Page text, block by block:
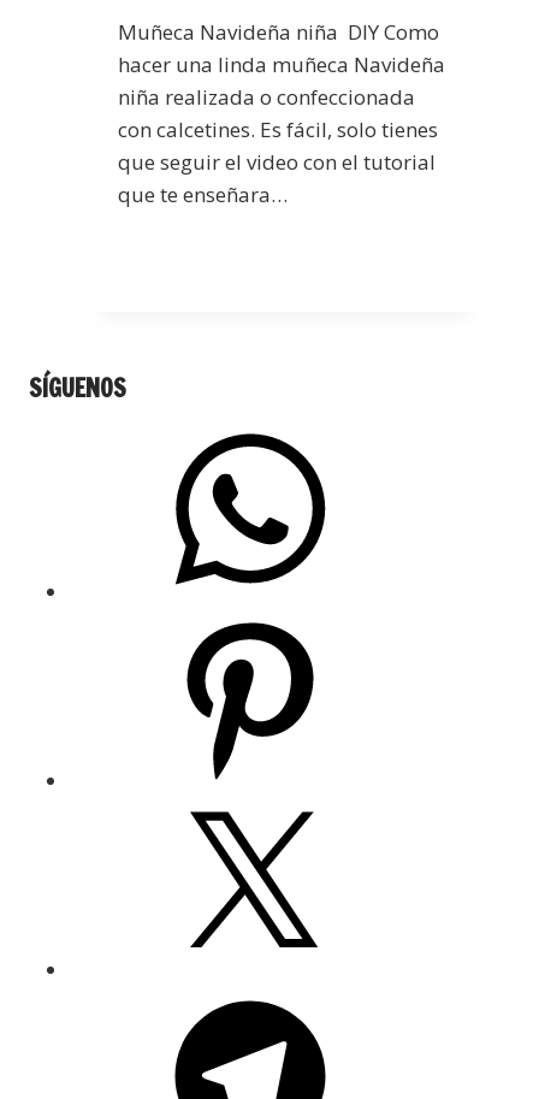
Muñeca Navideña niña DIY Como
hacer una linda muñeca Navideña
niña realizada o confeccionada
con calcetines. Es fácil, solo tienes
que seguir el video con el tutorial
que te enseñara…
SÍGUENOS